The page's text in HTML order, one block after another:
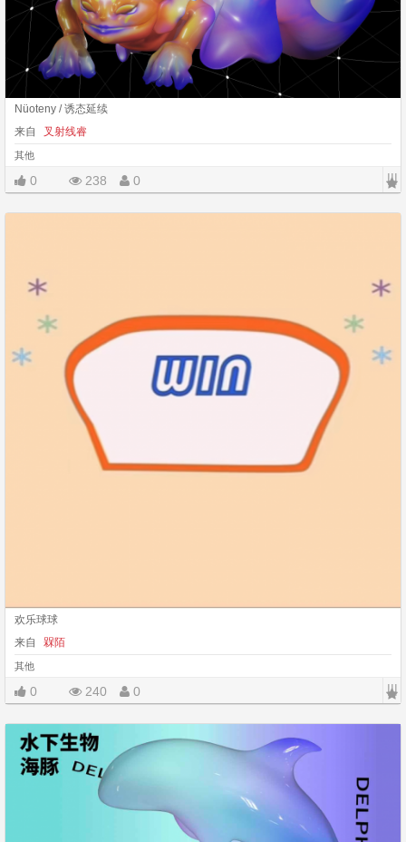
Nüoteny / 诱态延续
来自
叉射线睿
其他
0 238 0 |||
欢乐球球
来自
槑陌
其他
0 240 0 |||